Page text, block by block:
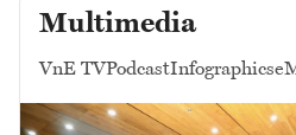
Multimedia
VnE TVPodcastInfographics